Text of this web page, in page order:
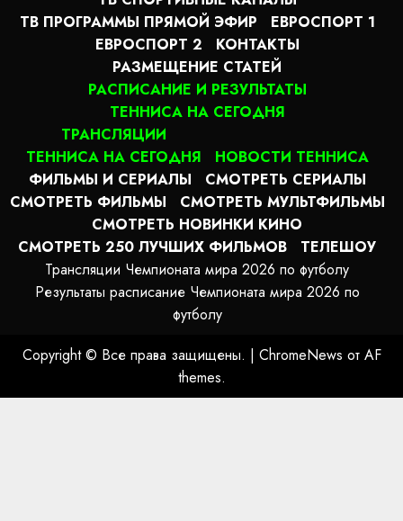
ТВ ПРОГРАММЫ ПРЯМОЙ ЭФИР
ЕВРОСПОРТ 1
ЕВРОСПОРТ 2
КОНТАКТЫ
РАЗМЕЩЕНИЕ СТАТЕЙ
РАСПИСАНИЕ И РЕЗУЛЬТАТЫ
ТЕННИСА НА СЕГОДНЯ
ТРАНСЛЯЦИИ
ТЕННИСА НА СЕГОДНЯ
НОВОСТИ ТЕННИСА
ФИЛЬМЫ И СЕРИАЛЫ
СМОТРЕТЬ СЕРИАЛЫ
СМОТРЕТЬ ФИЛЬМЫ
СМОТРЕТЬ МУЛЬТФИЛЬМЫ
СМОТРЕТЬ НОВИНКИ КИНО
СМОТРЕТЬ 250 ЛУЧШИХ ФИЛЬМОВ
ТЕЛЕШОУ
Трансляции Чемпионата мира 2026 по футболу
Результаты расписание Чемпионата мира 2026 по
футболу
Copyright © Все права защищены. | ChromeNews от AF
themes.